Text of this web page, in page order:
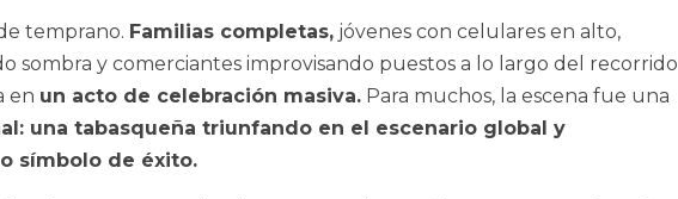
temprano. Familias completas, jóvenes con celulares en alto,
sombra y comerciantes improvisando puestos a lo largo del recorrido
en un acto de celebración masiva. Para muchos, la escena fue una
una tabasqueña triunfando en el escenario global y
símbolo de éxito.